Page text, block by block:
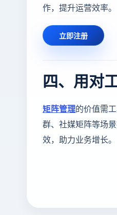
作，提升运营效率。
立即注册
四、用对
矩阵管理的价值需
群、社媒矩阵等场
效，助力业务增长。